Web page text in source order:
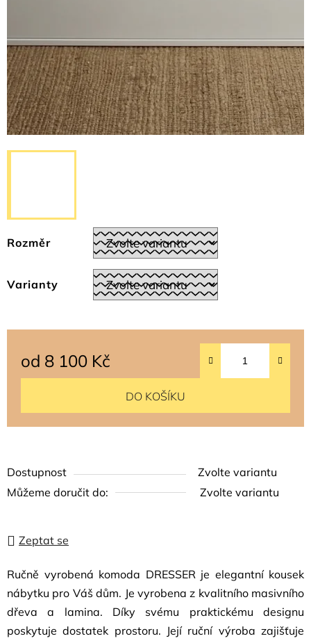
Ručně vyrobená komoda DRESSER je elegantní kousek
nábytku pro Váš dům. Je vyrobena z kvalitního masivního
dřeva a lamina. Díky svému praktickému designu
poskytuje dostatek prostoru. Její ruční výroba zajišťuje
Rozměr
Varianty
Dostupnost
Zvolte variantu
Můžeme doručit do:
Zvolte variantu
od 8 100 Kč
DO KOŠÍKU
Zeptat se